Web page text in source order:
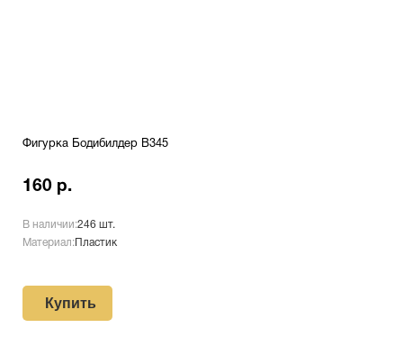
Фигурка Бодибилдер B345
160 р.
В наличии:246 шт.
Материал: Пластик
Купить